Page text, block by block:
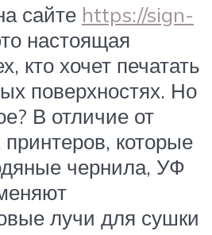
сайте https://sign-
настоящая
кто хочет печатать
поверхностях. Но
В отличие от
которые
чернила, УФ
лучи для сушки